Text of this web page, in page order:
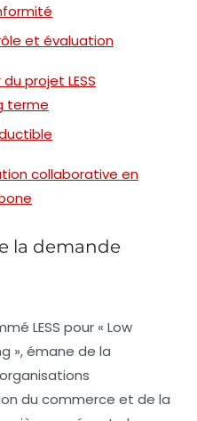
et évaluation
projet LESS
terme
collaborative en
la demande
LESS pour « Low
», émane de la
du commerce et de la